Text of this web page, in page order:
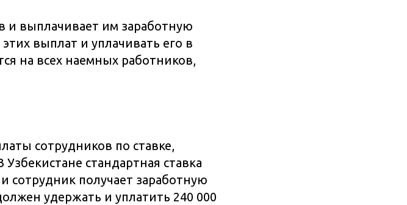
и выплачивает им заработную
выплат и уплачивать его в
на всех наемных работников,
сотрудников по ставке,
стандартная ставка
сотрудник получает заработную
удержать и уплатить 240 000